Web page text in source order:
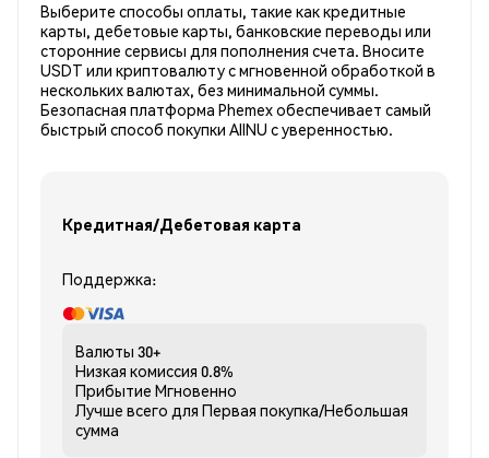
Выберите способы оплаты, такие как кредитные
карты, дебетовые карты, банковские переводы или
сторонние сервисы для пополнения счета. Вносите
USDT или криптовалюту с мгновенной обработкой в
нескольких валютах, без минимальной суммы.
Безопасная платформа Phemex обеспечивает самый
быстрый способ покупки AIINU с уверенностью.
Кредитная/Дебетовая карта
Поддержка:
Валюты 30+
Низкая комиссия 0.8%
Прибытие Мгновенно
Лучше всего для Первая покупка/Небольшая
сумма